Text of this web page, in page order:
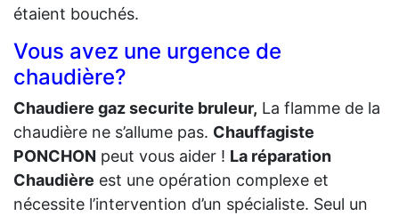
étaient bouchés.
Vous avez une urgence de
chaudière?
Chaudiere gaz securite bruleur, La flamme de la
chaudière ne s’allume pas. Chauffagiste
PONCHON peut vous aider ! La réparation
Chaudière est une opération complexe et
nécessite l’intervention d’un spécialiste. Seul un